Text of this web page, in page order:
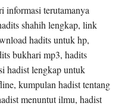
informasi terutamanya
shahih lengkap, link
hadits untuk hp,
bukhari mp3, hadits
hadist lengkap untuk
kumpulan hadist tentang
menuntut ilmu, hadist